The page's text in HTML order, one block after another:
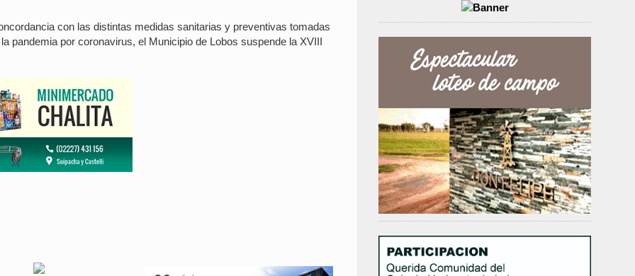
con las distintas medidas sanitarias y preventivas tomadas
pandemia por coronavirus, el Municipio de Lobos suspende la XVIII